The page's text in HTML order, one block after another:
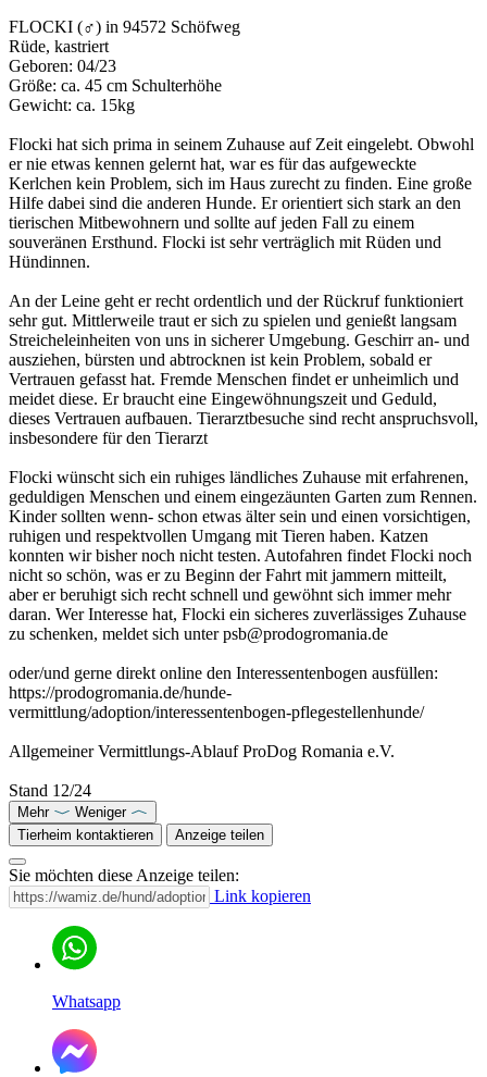
FLOCKI (♂) in 94572 Schöfweg
Rüde, kastriert
Geboren: 04/23
Größe: ca. 45 cm Schulterhöhe
Gewicht: ca. 15kg
Flocki hat sich prima in seinem Zuhause auf Zeit eingelebt. Obwohl
er nie etwas kennen gelernt hat, war es für das aufgeweckte
Kerlchen kein Problem, sich im Haus zurecht zu finden. Eine große
Hilfe dabei sind die anderen Hunde. Er orientiert sich stark an den
tierischen Mitbewohnern und sollte auf jeden Fall zu einem
souveränen Ersthund. Flocki ist sehr verträglich mit Rüden und
Hündinnen.
An der Leine geht er recht ordentlich und der Rückruf funktioniert
sehr gut. Mittlerweile traut er sich zu spielen und genießt langsam
Streicheleinheiten von uns in sicherer Umgebung. Geschirr an- und
ausziehen, bürsten und abtrocknen ist kein Problem, sobald er
Vertrauen gefasst hat. Fremde Menschen findet er unheimlich und
meidet diese. Er braucht eine Eingewöhnungszeit und Geduld,
dieses Vertrauen aufbauen. Tierarztbesuche sind recht anspruchsvoll,
insbesondere für den Tierarzt
Flocki wünscht sich ein ruhiges ländliches Zuhause mit erfahrenen,
geduldigen Menschen und einem eingezäunten Garten zum Rennen.
Kinder sollten wenn- schon etwas älter sein und einen vorsichtigen,
ruhigen und respektvollen Umgang mit Tieren haben. Katzen
konnten wir bisher noch nicht testen. Autofahren findet Flocki noch
nicht so schön, was er zu Beginn der Fahrt mit jammern mitteilt,
aber er beruhigt sich recht schnell und gewöhnt sich immer mehr
daran. Wer Interesse hat, Flocki ein sicheres zuverlässiges Zuhause
zu schenken, meldet sich unter psb@prodogromania.de
oder/und gerne direkt online den Interessentenbogen ausfüllen:
https://prodogromania.de/hunde-
vermittlung/adoption/interessentenbogen-pflegestellenhunde/
Allgemeiner Vermittlungs-Ablauf ProDog Romania e.V.
Stand 12/24
Mehr
Weniger
Tierheim kontaktieren
Anzeige teilen
Sie möchten diese Anzeige teilen:
Link kopieren
Whatsapp